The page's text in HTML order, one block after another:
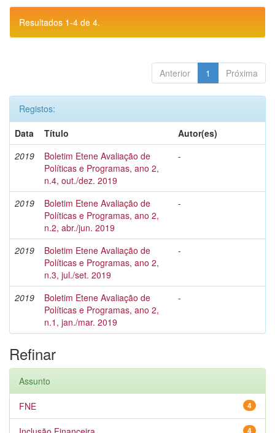
Resultados 1-4 de 4.
Anterior 1 Próxima
Registos:
Data
Título
Autor(es)
2019
Boletim Etene Avaliação de
Políticas e Programas, ano 2,
n.4, out./dez. 2019
-
2019
Boletim Etene Avaliação de
Políticas e Programas, ano 2,
n.2, abr./jun. 2019
-
2019
Boletim Etene Avaliação de
Políticas e Programas, ano 2,
n.3, jul./set. 2019
-
2019
Boletim Etene Avaliação de
Políticas e Programas, ano 2,
n.1, jan./mar. 2019
-
Refinar
Assunto
4
FNE
4